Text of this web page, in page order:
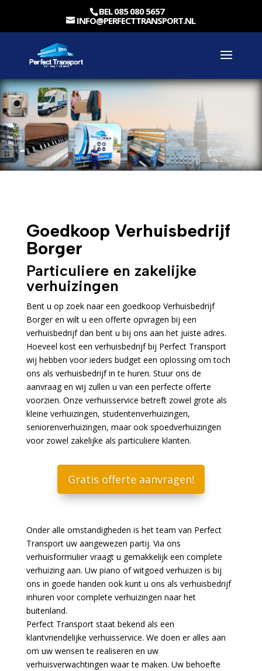
BEL 085 080 5657
INFO@PERFECTTRANSPORT.NL
Goedkoop Verhuisbedrijf
Borger
Particuliere en zakelijke
verhuizingen
Bent u op zoek naar een goedkoop Verhuisbedrijf
Borger en wilt u een offerte opvragen bij een
verhuisbedrijf dan bent u bij ons aan het juiste adres.
Hoeveel kost een verhuisbedrijf bij Perfect Transport
wij hebben voor ieders budget een oplossing om toch
ons als verhuisbedrijf in te huren. Stuur ons de
aanvraag en wij zullen u van een perfecte offerte
voorzien. Onze verhuisservice betreft zowel grote als
kleine verhuizingen, studentenverhuizingen,
seniorenverhuizingen, maar ook spoedverhuizingen
voor zowel zakelijke als particuliere klanten.
Gratis offerte aanvragen!
Onder alle omstandigheden is het team van Perfect
Transport uw aangewezen partij. Via ons
verhuisformulier vraagt u gemakkelijk een complete
verhuizing aan. Uw piano of witgoed verhuizen is bij
ons in goede handen ook kunt u ons als verhuisbedrijf
inhuren voor complete verhuizingen naar het
buitenland.
Perfect Transport staat bekend als een
klantvriendelijke verhuisservice. We doen er alles aan
om uw wensen te realiseren en uw
verhuisverwachtingen waar te maken. Uw behoefte